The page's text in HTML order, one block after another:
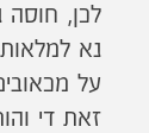
לכן, חוסה
נא
על
זאת די